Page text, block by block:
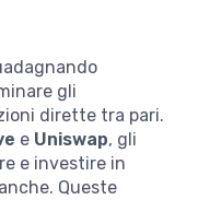
gli
dirette tra pari.
e Uniswap, gli
e investire in
Queste